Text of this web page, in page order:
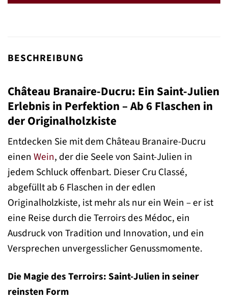
BESCHREIBUNG
Château Branaire-Ducru: Ein Saint-Julien
Erlebnis in Perfektion – Ab 6 Flaschen in
der Originalholzkiste
Entdecken Sie mit dem Château Branaire-Ducru
einen Wein, der die Seele von Saint-Julien in
jedem Schluck offenbart. Dieser Cru Classé,
abgefüllt ab 6 Flaschen in der edlen
Originalholzkiste, ist mehr als nur ein Wein – er ist
eine Reise durch die Terroirs des Médoc, ein
Ausdruck von Tradition und Innovation, und ein
Versprechen unvergesslicher Genussmomente.
Die Magie des Terroirs: Saint-Julien in seiner
reinsten Form